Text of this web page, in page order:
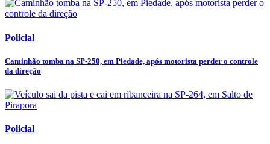
Policial
Caminhão tomba na SP-250, em Piedade, após motorista perder o controle
da direção
Policial